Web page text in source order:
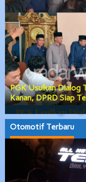
PGK Usulkan Dialog
Kanan, DPRD Siap
Otomotif Terbaru